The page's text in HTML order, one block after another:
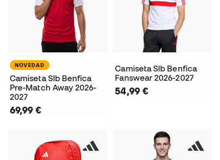
NOVEDAD
Camiseta Slb Benfica
Pre-Match Away 2026-
2027
69,99 €
Camiseta Slb Benfica
Fanswear 2026-2027
54,99 €